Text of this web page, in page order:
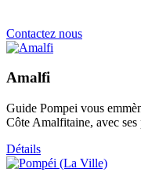
Contactez nous
Amalfi
Guide Pompei vous
Côte Amalfitaine, avec ses
Détails